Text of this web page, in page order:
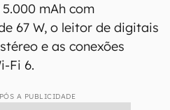
mAh com
67 W, o leitor de digitais
e as conexões
Fi 6.
A PUBLICIDADE